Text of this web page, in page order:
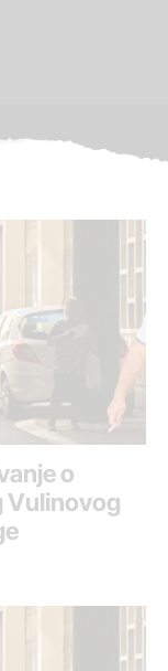
o
Vulinovog